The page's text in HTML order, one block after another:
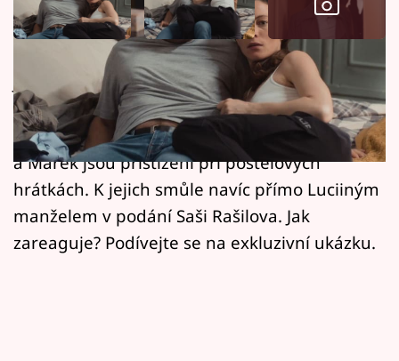
Seriály
Horoskopy
Sledujte prima+
Filmový festival Karlovy Vary
Pořady
Mámy sobě
Johana Matoušková a Martin Písařík zažijí to,
co je noční můrou každého, kdo podvádí
oficiálního partnera nebo manžela. Jako Lucie
a Marek jsou přistiženi při postelových
hrátkách. K jejich smůle navíc přímo Luciiným
manželem v podání Saši Rašilova. Jak
zareaguje? Podívejte se na exkluzivní ukázku.